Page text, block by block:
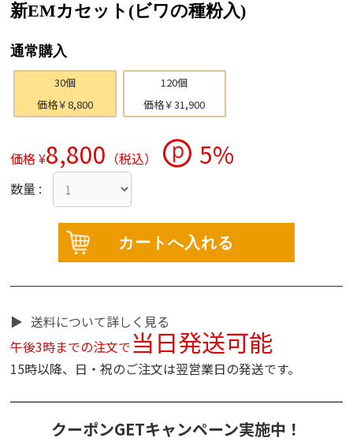
新EMカセット(ビワの種粉入)
通常購入
30個
価格￥8,800
120個
価格￥31,900
価格 ¥8,800 （税込） 5%
数量 :
送料について詳しく見る
午後3時までの注文で当日発送可能
15時以降、日・祝のご注文は翌営業日の発送です。
クーポンGETキャンペーン実施中！